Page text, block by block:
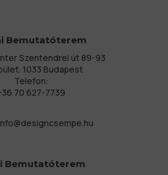
Bemutatóterem
Szentendrei út 89-93
1033 Budapest
Telefon:
70 627-7739
Bemutatóterem